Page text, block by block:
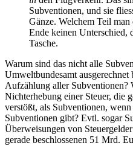
Subventionen, und sie
Gänze. Welchem Teil
Ende keinen Unterschied,
Tasche.
Warum sind das nicht alle
Umweltbundesamt
Aufzählung aller
Nichterhebung einer Steuer, die
verstößt, als Subventionen,
Subventionen gibt? Evtl. sogar
Überweisungen von
gerade beschlossenen 51 Mrd.